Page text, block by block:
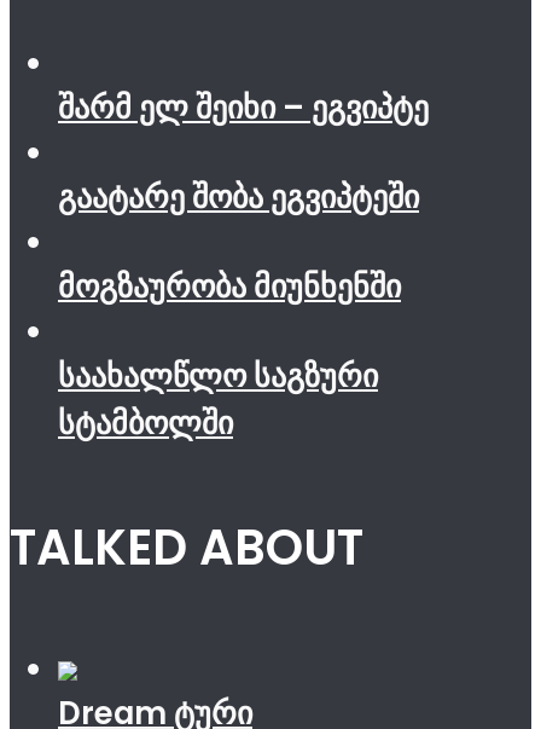
შარმ ელ შეიხი – ეგვიპტე
გაატარე შობა ეგვიპტეში
მოგზაურობა მიუნხენში
საახალწლო საგზური
სტამბოლში
TALKED ABOUT
Dream ტური